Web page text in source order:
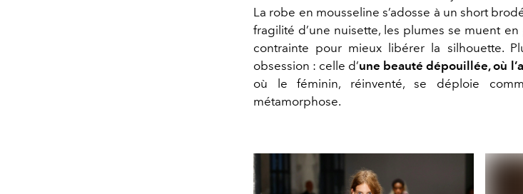
La robe en mousseline s’adosse à un short
fragilité d’une nuisette, les plumes se muent
contrainte pour mieux libérer la silhouette.
obsession : celle d’une beauté dépouillée, où
où le féminin, réinventé, se déploie
métamorphose.